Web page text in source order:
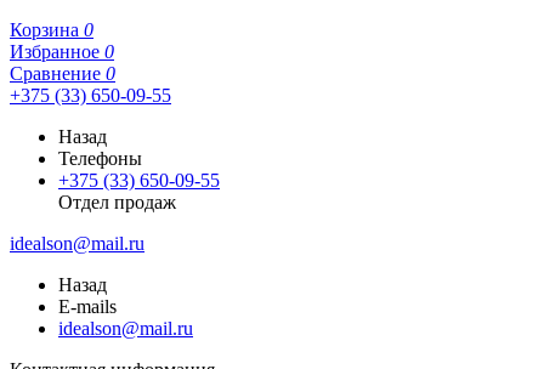
Корзина 0
Избранное 0
Сравнение 0
+375 (33) 650-09-55
Назад
Телефоны
+375 (33) 650-09-55
Отдел продаж
idealson@mail.ru
Назад
E-mails
idealson@mail.ru